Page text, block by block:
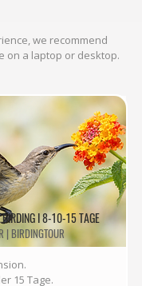
we recommend
on a laptop or desktop.
I 8-10-15 TAGE
| BIRDINGTOUR
15 Tage.